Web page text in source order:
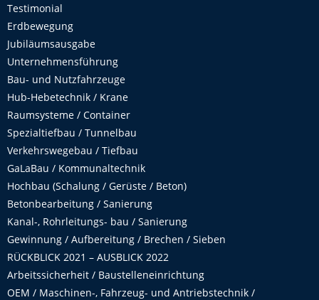
Testimonial
Erdbewegung
Jubiläumsausgabe
Unternehmensführung
Bau- und Nutzfahrzeuge
Hub-Hebetechnik / Krane
Raumsysteme / Container
Spezialtiefbau / Tunnelbau
Verkehrswegebau / Tiefbau
GaLaBau / Kommunaltechnik
Hochbau (Schalung / Gerüste / Beton)
Betonbearbeitung / Sanierung
Kanal-, Rohrleitungs- bau / Sanierung
Gewinnung / Aufbereitung / Brechen / Sieben
RÜCKBLICK 2021 – AUSBLICK 2022
Arbeitssicherheit / Baustelleneinrichtung
OEM / Maschinen-, Fahrzeug- und Antriebstechnik /